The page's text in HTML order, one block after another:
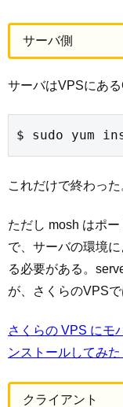
サーバ側
サーバはVPSにある
$ sudo yum
これだけで終わった
ただし mosh はポ
で、サーバの環境
る必要がある。
が、さくらのVPS
さくらの VPS にモ
ンストールしてみ
クライアント